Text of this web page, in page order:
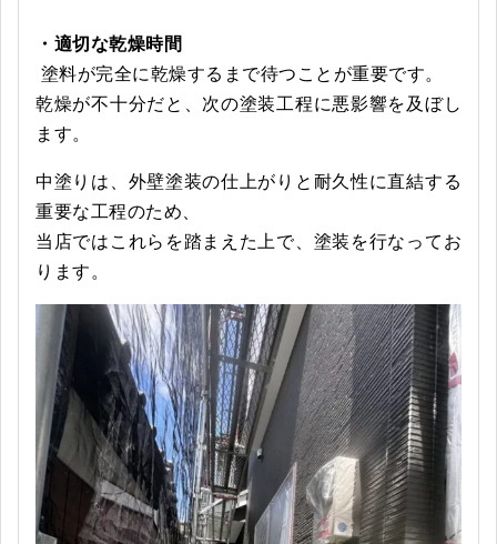
・適切な乾燥時間
塗料が完全に乾燥するまで待つことが重要です。
乾燥が不十分だと、次の塗装工程に悪影響を及ぼし
ます。
中塗りは、外壁塗装の仕上がりと耐久性に直結する
重要な工程のため、
当店ではこれらを踏まえた上で、塗装を行なってお
ります。